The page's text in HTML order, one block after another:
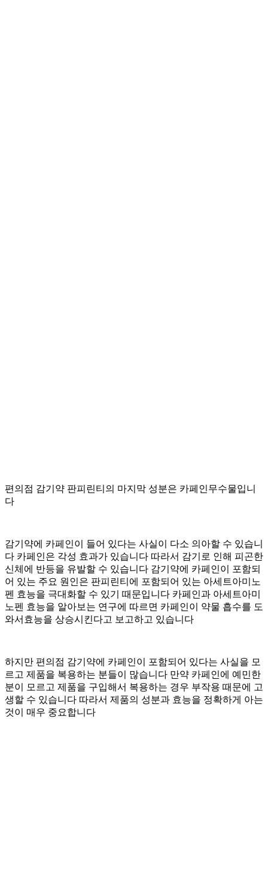
편의점 감기약 판피린티의 마지막 성분은 카페인무수물입니
다
감기약에 카페인이 들어 있다는 사실이 다소 의아할 수 있습니
다 카페인은 각성 효과가 있습니다 따라서 감기로 인해 피곤한
신체에 반등을 유발할 수 있습니다 감기약에 카페인이 포함되
어 있는 주요 원인은 판피린티에 포함되어 있는 아세트아미노
펜 효능을 극대화할 수 있기 때문입니다 카페인과 아세트아미
노펜 효능을 알아보는 연구에 따르면 카페인이 약물 흡수를 도
와서효능을 상승시킨다고 보고하고 있습니다
하지만 편의점 감기약에 카페인이 포함되어 있다는 사실을 모
르고 제품을 복용하는 분들이 많습니다 만약 카페인에 예민한
분이 모르고 제품을 구입해서 복용하는 경우 부작용 때문에 고
생할 수 있습니다 따라서 제품의 성분과 효능을 정확하게 아는
것이 매우 중요합니다